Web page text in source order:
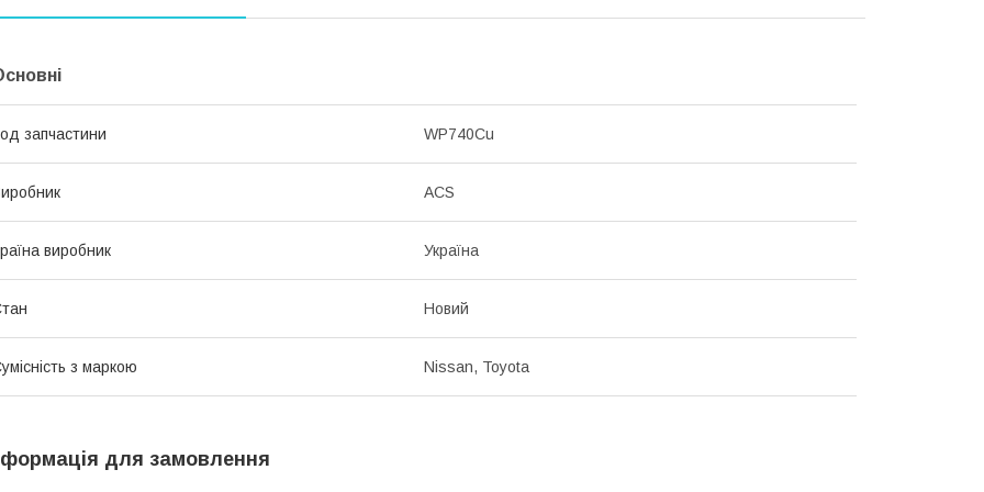
запчастини WP740Cu
ACS
виробник Україна
Новий
з маркою Nissan, Toyota
для замовлення